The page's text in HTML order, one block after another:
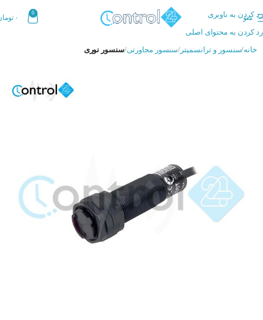
رد کردن به ناوبری
رد کردن به محتوای اصلی
منو
0
۰
خانه سنسور و ترانسمیتر سنسور مجاورتی سنسور نوری